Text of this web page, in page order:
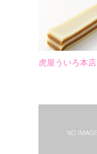
虎屋ういろ本店